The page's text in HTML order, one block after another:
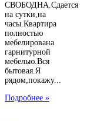
СВОБОДНА.Сдается
на сутки,на
часы.Квартира
полностью
мебелирована
гарнитурной
мебелью.Вся
бытовая.Я
рядом,покажу...
Подробнее »